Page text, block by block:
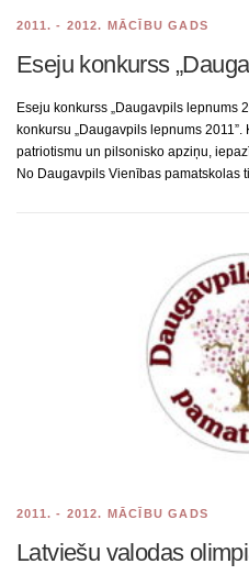
2011. - 2012. MĀCĪBU GADS
Eseju konkurss
Eseju konkurss „Daugavpils lepnums
konkursu „Daugavpils lepnums
patriotismu un pilsonisko apziņu,
No Daugavpils Vienības pamatskolas
2011. - 2012. MĀCĪBU GADS
Latviešu valodas